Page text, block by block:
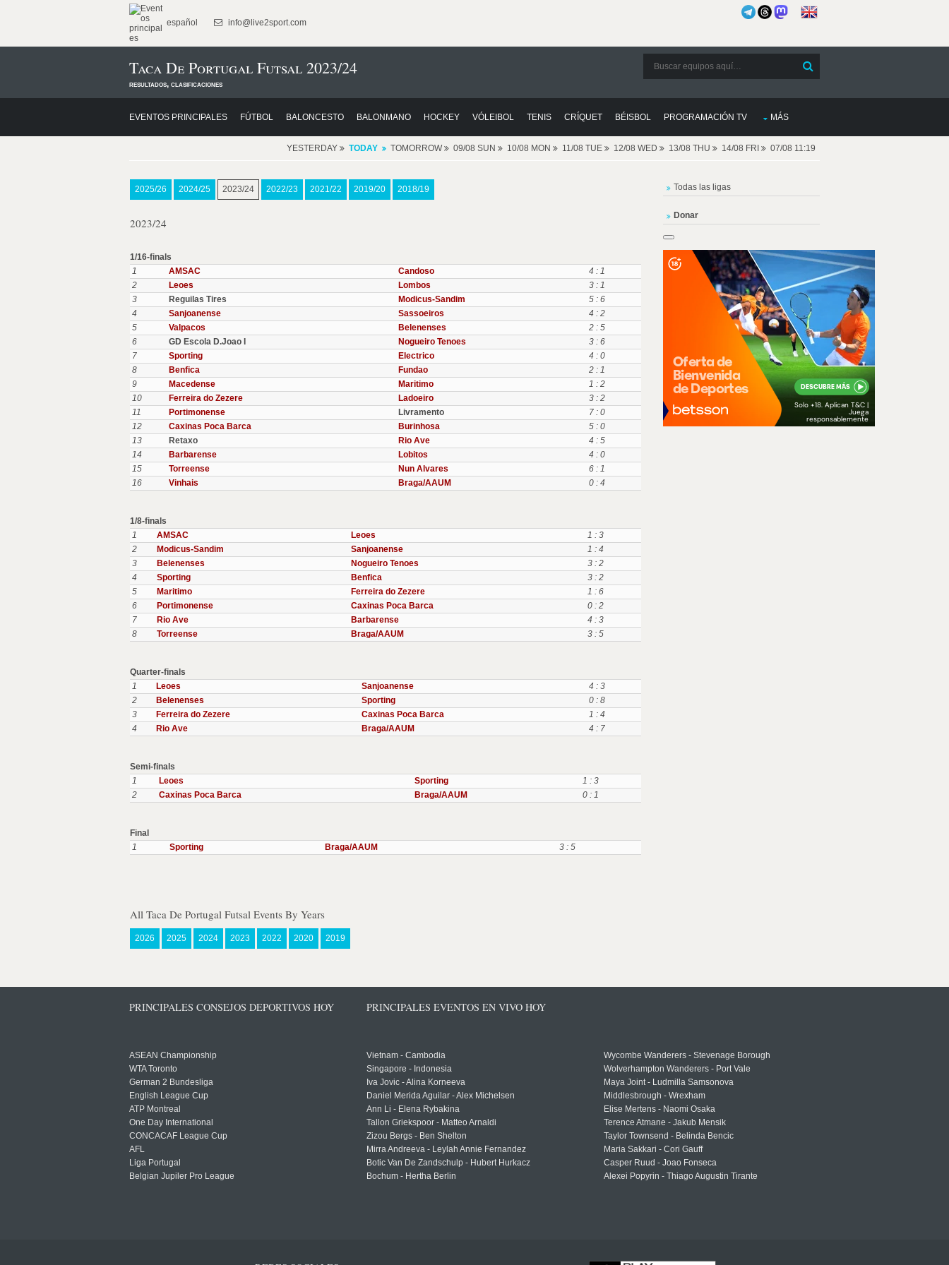
español info@live2sport.com
Taca De Portugal Futsal 2023/24
resultados, clasificaciones
EVENTOS PRINCIPALES FÚTBOL BALONCESTO BALONMANO HOCKEY VÓLEIBOL TENIS CRÍQUET BÉISBOL PROGRAMACIÓN TV MÁS
YESTERDAY TODAY TOMORROW 09/08 SUN 10/08 MON 11/08 TUE 12/08 WED 13/08 THU 14/08 FRI 07/08 11:19
2025/26 2024/25 2023/24 2022/23 2021/22 2019/20 2018/19
2023/24
1/16-finals
1
AMSAC Candoso
4 : 1
2
Leoes Lombos
3 : 1
3
Reguilas Tires Modicus-Sandim
5 : 6
4
Sanjoanense Sassoeiros
4 : 2
5
Valpacos Belenenses
2 : 5
6
GD Escola D.Joao I Nogueiro Tenoes
3 : 6
7
Sporting Electrico
4 : 0
8
Benfica Fundao
2 : 1
9
Macedense Maritimo
1 : 2
10
Ferreira do Zezere Ladoeiro
3 : 2
11
Portimonense Livramento
7 : 0
12
Caxinas Poca Barca Burinhosa
5 : 0
13
Retaxo Rio Ave
4 : 5
14
Barbarense Lobitos
4 : 0
15
Torreense Nun Alvares
6 : 1
16
Vinhais Braga/AAUM 0 : 4
1/8-finals
1
AMSAC Leoes
1 : 3
2
Modicus-Sandim Sanjoanense
1 : 4
3
Belenenses Nogueiro Tenoes
3 : 2
4
Sporting Benfica
3 : 2
5
Maritimo Ferreira do Zezere
1 : 6
6
Portimonense Caxinas Poca Barca
0 : 2
7
Rio Ave Barbarense
4 : 3
8
Torreense Braga/AAUM 3 : 5
Quarter-finals
1
Leoes Sanjoanense
4 : 3
2
Belenenses Sporting
0 : 8
3
Ferreira do Zezere Caxinas Poca Barca
1 : 4
4
Rio Ave Braga/AAUM 4 : 7
Semi-finals
1
Leoes Sporting
1 : 3
2
Caxinas Poca Barca Braga/AAUM 0 : 1
Final
1
Sporting Braga/AAUM 3 : 5
All Taca De Portugal Futsal Events By Years
2026 2025 2024 2023 2022 2020 2019
Todas las ligas
Donar
PRINCIPALES CONSEJOS DEPORTIVOS HOY
ASEAN Championship
WTA Toronto
German 2 Bundesliga
English League Cup
ATP Montreal
One Day International
CONCACAF League Cup
AFL
Liga Portugal
Belgian Jupiler Pro League
PRINCIPALES EVENTOS EN VIVO HOY
Vietnam - Cambodia
Singapore - Indonesia
Iva Jovic - Alina Korneeva
Daniel Merida Aguilar - Alex Michelsen
Ann Li - Elena Rybakina
Tallon Griekspoor - Matteo Arnaldi
Zizou Bergs - Ben Shelton
Mirra Andreeva - Leylah Annie Fernandez
Botic Van De Zandschulp - Hubert Hurkacz
Bochum - Hertha Berlin
Wycombe Wanderers - Stevenage Borough
Wolverhampton Wanderers - Port Vale
Maya Joint - Ludmilla Samsonova
Middlesbrough - Wrexham
Elise Mertens - Naomi Osaka
Terence Atmane - Jakub Mensik
Taylor Townsend - Belinda Bencic
Maria Sakkari - Cori Gauff
Casper Ruud - Joao Fonseca
Alexei Popyrin - Thiago Augustin Tirante